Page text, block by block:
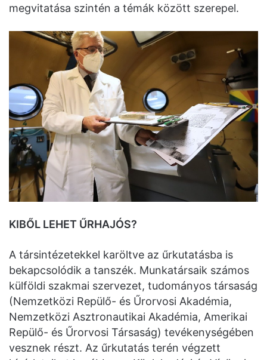
megvitatása szintén a témák között szerepel.
KIBŐL LEHET ŰRHAJÓS?
A társintézetekkel karöltve az űrkutatásba is
bekapcsolódik a tanszék. Munkatársaik számos
külföldi szakmai szervezet, tudományos társaság
(Nemzetközi Repülő- és Űrorvosi Akadémia,
Nemzetközi Asztronautikai Akadémia, Amerikai
Repülő- és Űrorvosi Társaság) tevékenységében
vesznek részt. Az űrkutatás terén végzett